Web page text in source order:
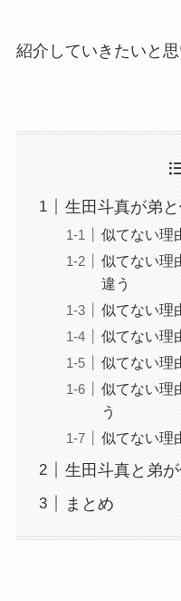
紹介していきたいと思
生田斗真が弟
似てない理
似てない理
違う
似てない理
似てない理
似てない理
似てない理
う
似てない理
生田斗真と弟
まとめ